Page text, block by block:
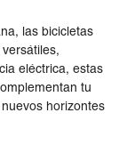
las bicicletas
eléctrica, estas
tu
horizontes